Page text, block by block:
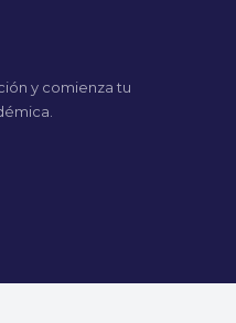
y comienza tu